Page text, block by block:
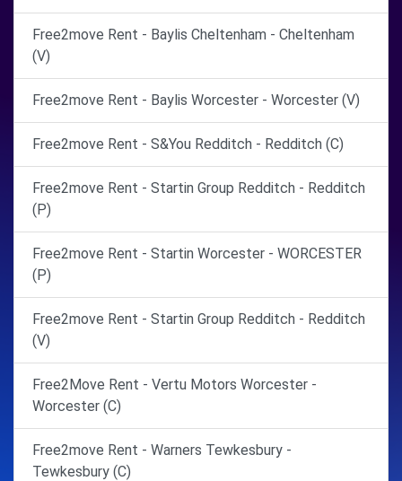
Free2move Rent - Baylis Cheltenham - Cheltenham
(V)
Free2move Rent - Baylis Worcester - Worcester (V)
Free2move Rent - S&You Redditch - Redditch (C)
Free2move Rent - Startin Group Redditch - Redditch
(P)
Free2move Rent - Startin Worcester - WORCESTER
(P)
Free2move Rent - Startin Group Redditch - Redditch
(V)
Free2Move Rent - Vertu Motors Worcester -
Worcester (C)
Free2move Rent - Warners Tewkesbury -
Tewkesbury (C)